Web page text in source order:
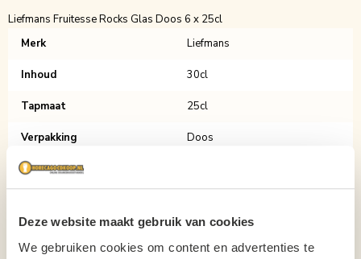
Deze website maakt gebruik van cookies
We gebruiken cookies om content en advertenties te
Liefmans Fruitesse Rocks Glas Doos 6 x 25cl
Merk
Liefmans
Inhoud 30cl
Tapmaat 25cl
Verpakking Doos
Aantal per verpakking